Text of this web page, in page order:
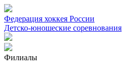
Федерация хоккея России
Детско-юношеские соревнования
Филиалы